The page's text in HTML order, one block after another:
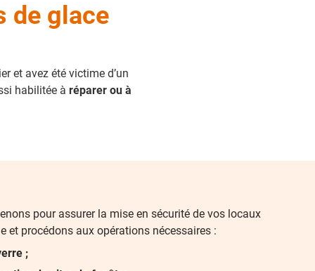
de glace
et avez été victime d’un
habilitée à réparer ou à
pour assurer la mise en sécurité de vos locaux
et procédons aux opérations nécessaires :
;